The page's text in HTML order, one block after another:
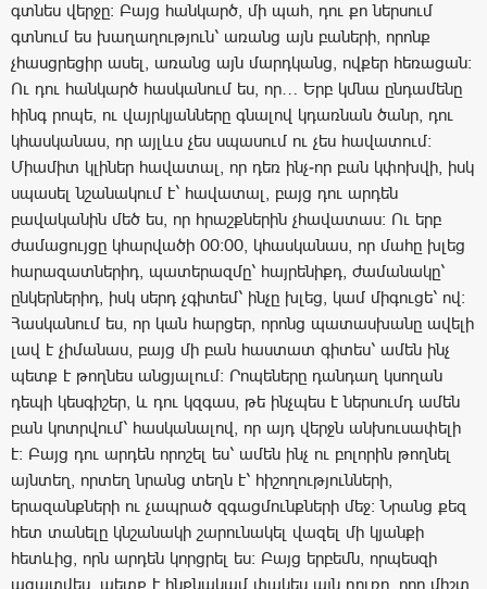
գտնես վերջը։ Բայց հանկարծ, մի պահ, դու քո ներսում
գտնում ես խաղաղություն՝ առանց այն բաների, որոնք
չհասցրեցիր ասել, առանց այն մարդկանց, ովքեր հեռացան։
Ու դու հանկարծ հասկանում ես, որ… Երբ կմնա ընդամենը
հինգ րոպե, ու վայրկյանները գնալով կդառնան ծանր, դու
կհասկանաս, որ այլևս չես սպասում ու չես հավատում։
Միամիտ կլիներ հավատալ, որ դեռ ինչ-որ բան կփոխվի, իսկ
սպասել նշանակում է` հավատալ, բայց դու արդեն
բավականին մեծ ես, որ հրաշքներին չհավատաս։ Ու երբ
ժամացույցը կհարվածի 00։00, կհասկանաս, որ մահը խլեց
հարազատներիդ, պատերազմը՝ հայրենիքդ, ժամանակը՝
ընկերներիդ, իսկ սերդ չգիտեմ՝ ինչը խլեց, կամ միգուցե՝ ով։
Հասկանում ես, որ կան հարցեր, որոնց պատասխանը ավելի
լավ է չիմանաս, բայց մի բան հաստատ գիտես՝ ամեն ինչ
պետք է թողնես անցյալում։ Րոպեները դանդաղ կսողան
դեպի կեսգիշեր, և դու կզգաս, թե ինչպես է ներսումդ ամեն
բան կոտրվում՝ հասկանալով, որ այդ վերջն անխուսափելի
է։ Բայց դու արդեն որոշել ես՝ ամեն ինչ ու բոլորին թողնել
այնտեղ, որտեղ նրանց տեղն է՝ հիշողությունների,
երազանքների ու չապրած զգացմունքների մեջ։ Նրանց քեզ
հետ տանելը կնշանակի շարունակել վազել մի կյանքի
հետևից, որն արդեն կորցրել ես։ Բայց երբեմն, որպեսզի
ազատվես, պետք է ինքնակամ փակես այն դուռը, որը միշտ